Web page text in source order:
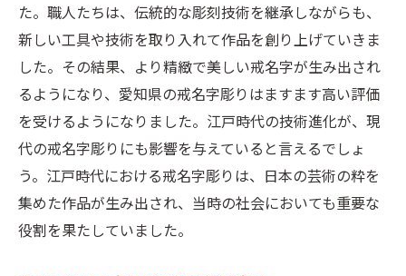
魂を込めた戒名字彫りが持つ美しさと価値
戒名字彫りの美的要素とその評価
美しさを形作る戒名字彫りの技法
価値ある戒名字彫りを見分けるポイント
戒名字彫りの美しさが故人に与える影響
戒名字彫りの価値とその市場価格
戒名字彫りの作品が持つ永続性
戒名前彫りの技術を支える職人たちの情熱と努
た。職人たちは、伝統的な彫刻技術を継承しながらも、
新しい工具や技術を取り入れて作品を創り上げていきま
した。その結果、より精緻で美しい戒名字が生み出され
るようになり、愛知県の戒名字彫りはますます高い評価
を受けるようになりました。江戸時代の技術進化が、現
代の戒名字彫りにも影響を与えていると言えるでしょ
う。江戸時代における戒名字彫りは、日本の芸術の粋を
集めた作品が生み出され、当時の社会においても重要な
役割を果たしていました。